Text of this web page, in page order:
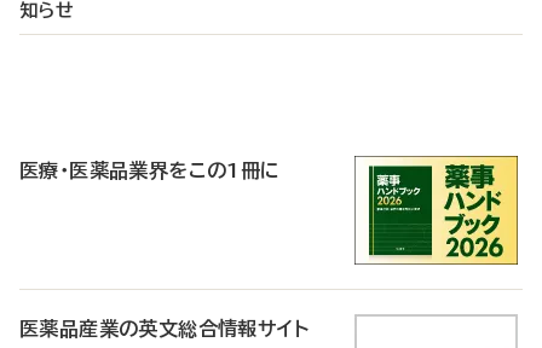
知らせ
医療・医薬品業界をこの1冊に
医薬品産業の英文総合情報サイト